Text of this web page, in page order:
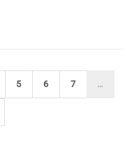
Page
5 Page
6 Page
7 …
page